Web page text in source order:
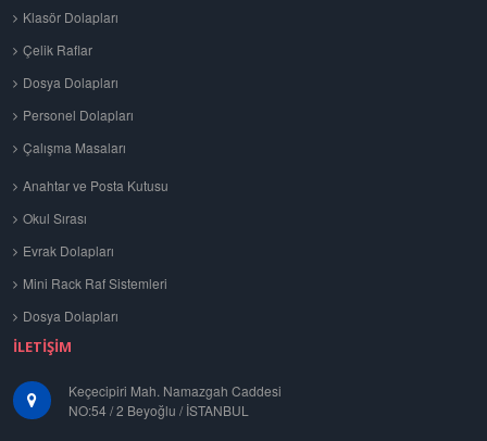
Klasör Dolapları
Çelik Raflar
Dosya Dolapları
Personel Dolapları
Çalışma Masaları
Anahtar ve Posta Kutusu
Okul Sırası
Evrak Dolapları
Mini Rack Raf Sistemleri
Dosya Dolapları
İLETIŞIM
Keçecipiri Mah. Namazgah Caddesi
NO:54 / 2 Beyoğlu / İSTANBUL